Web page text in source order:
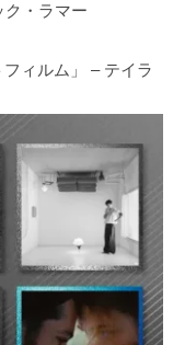
ク・ラマー
ィルム」 – テイラ